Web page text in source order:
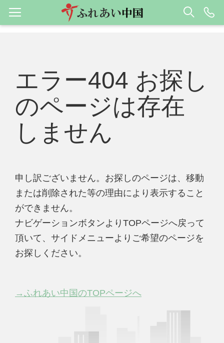
エラー404 お探し
のページは存在
しません
申し訳ございません。お探しのページは、移動
または削除された等の理由により表示すること
ができません。
ナビゲーションボタンよりTOPページへ戻って
頂いて、サイドメニューよりご希望のページを
お探しください。
→ふれあい中国のTOPページへ